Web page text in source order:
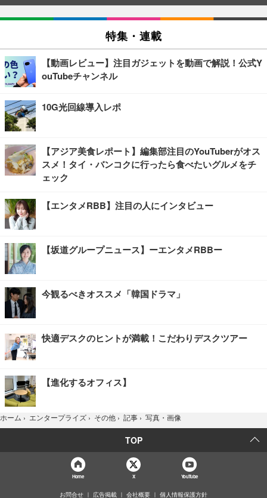
特集・連載
【動画レビュー】注目ガジェットを動画で解説！公式Y
ouTubeチャンネル
10G光回線導入レポ
【アジア美食レポート】編集部注目のYouTuberがオス
スメ！タイ・バンコクに行ったら食べたいグルメをチ
ェック
【エンタメRBB】注目の人にインタビュー
【坂道グループニュース】ーエンタメRBBー
今観るべきオススメ「韓国ドラマ」
快適デスクのヒントが満載！こだわりデスクツアー
【進化するオフィス】
ホーム › エンタープライズ › その他 › 記事 › 写真・画像
TOP
Home X YouTube
お問合せ 広告掲載 会社概要 個人情報保護方針